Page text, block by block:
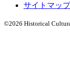
サイトマップ
©2026 Historical